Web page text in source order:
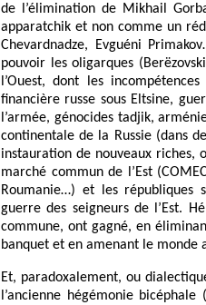
de l’élimination de Mikhail
apparatchik et non comme un
Chevardnadze, Evguéni
pouvoir les oligarques
l’Ouest, dont les
financière russe sous Eltsine,
l’armée, génocides tadjik,
continentale de la Russie (dans
instauration de nouveaux riches,
marché commun de l’Est
Roumanie…) et les républiques
guerre des seigneurs de l’Est.
commune, ont gagné, en
banquet et en amenant le monde
Et, paradoxalement, ou
l’ancienne hégémonie